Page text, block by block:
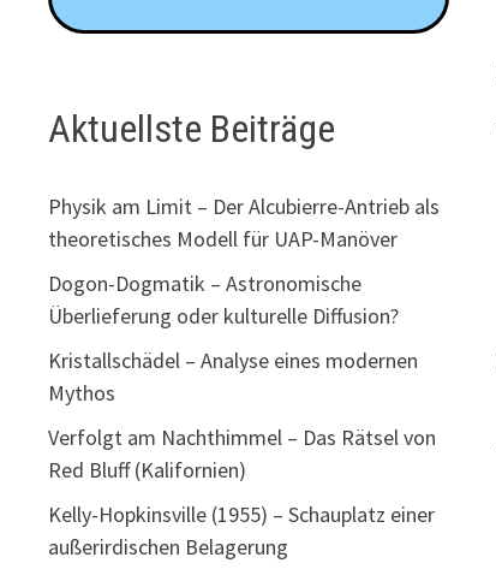
Aktuellste Beiträge
Physik am Limit – Der Alcubierre-Antrieb als
theoretisches Modell für UAP-Manöver
Dogon-Dogmatik – Astronomische
Überlieferung oder kulturelle Diffusion?
Kristallschädel – Analyse eines modernen
Mythos
Verfolgt am Nachthimmel – Das Rätsel von
Red Bluff (Kalifornien)
Kelly-Hopkinsville (1955) – Schauplatz einer
außerirdischen Belagerung